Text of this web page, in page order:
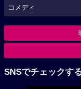
コメディ
SNSでチェックす